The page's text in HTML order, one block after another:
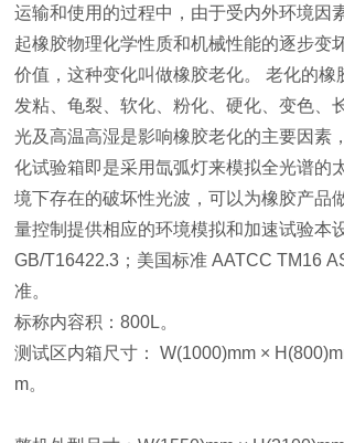
运输和使用的过程中，由于受内外环境因
起橡胶物理化学性质和机械性能的逐步变
价值，这种变化叫做橡胶老化。 老化的橡
发粘、龟裂、软化、粉化、硬化、变色、
光及高温高湿是影响橡胶老化的主要因素
化试验箱即是采用氙弧灯来模拟全光谱的
境下存在的破坏性光波，可以为橡胶产品
量控制提供相应的环境模拟和加速试验本
GB/T16422.3；美国标准 AATCC TM16
准。
标称内容积：800L。
测试区内箱尺寸： W(1000)mm ×
m。